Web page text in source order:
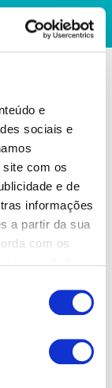
e
sociais e
com os
e de
informações
a partir da sua
com os